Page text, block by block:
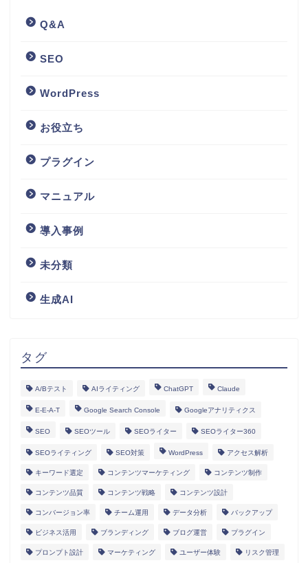
Q&A
SEO
WordPress
お役立ち
プラグイン
マニュアル
導入事例
未分類
生成AI
タグ
A/Bテスト AIライティング ChatGPT Claude
E-E-A-T Google Search Console Googleアナリティクス
SEO SEOツール SEOライター SEOライター360
SEOライティング SEO対策 WordPress アクセス解析
キーワード選定 コンテンツマーケティング コンテンツ制作
コンテンツ品質 コンテンツ戦略 コンテンツ設計
コンバージョン率 チーム運用 データ分析 バックアップ
ビジネス活用 ブランディング ブログ運営 プラグイン
プロンプト設計 マーケティング ユーザー体験 リスク管理